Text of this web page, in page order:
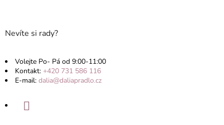
Nevíte si rady?
Volejte Po- Pá od 9:00-11:00
Kontakt: +420 731 586 116
E-mail: dalia@daliapradlo.cz